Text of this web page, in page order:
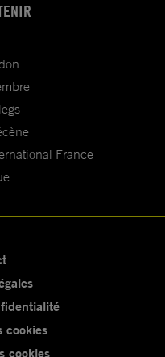
France
cookies
cookies